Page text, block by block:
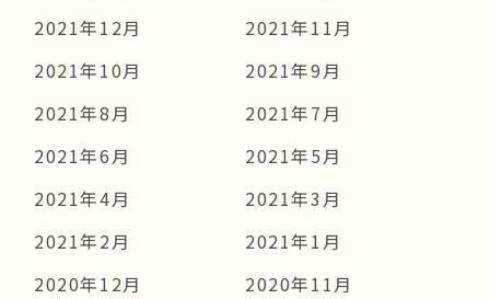
2021年12月
2021年11月
2021年10月
2021年9月
2021年8月
2021年7月
2021年6月
2021年5月
2021年4月
2021年3月
2021年2月
2021年1月
2020年12月
2020年11月